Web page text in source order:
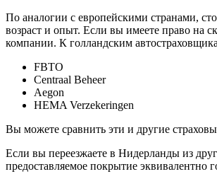
По аналогии с европейскими странами,
возраст и опыт. Если вы имеете право на
компании. К голландским
FBTO
Centraal Beheer
Aegon
HEMA Verzekeringen
Вы можете сравнить эти и другие
Если вы переезжаете в Нидерланды из
предоставляемое покрытие эквивалентно